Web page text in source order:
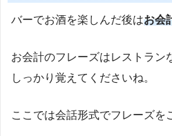
バーでお酒を楽しんだ後はお会
お会計のフレーズはレストラン
しっかり覚えてくださいね。
ここでは会話形式でフレーズを